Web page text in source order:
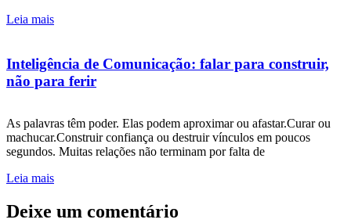
Leia mais
Inteligência de Comunicação: falar para construir,
não para ferir
As palavras têm poder. Elas podem aproximar ou afastar.Curar ou
machucar.Construir confiança ou destruir vínculos em poucos
segundos. Muitas relações não terminam por falta de
Leia mais
Deixe um comentário